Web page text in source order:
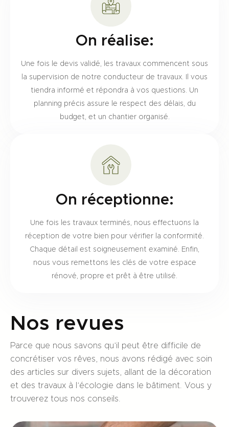
On réalise:
Une fois le devis validé, les travaux commencent sous
la supervision de notre conducteur de travaux. Il vous
tiendra informé et répondra à vos questions. Un
planning précis assure le respect des délais, du
budget, et un chantier organisé.
On réceptionne:
Une fois les travaux terminés, nous effectuons la
réception de votre bien pour vérifier la conformité.
Chaque détail est soigneusement examiné. Enfin,
nous vous remettons les clés de votre espace
rénové, propre et prêt à être utilisé.
Nos revues
Parce que nous savons qu’il peut être difficile de
concrétiser vos rêves, nous avons rédigé avec soin
des articles sur divers sujets, allant de la décoration
et des travaux à l’écologie dans le bâtiment. Vous y
trouverez tous nos conseils.